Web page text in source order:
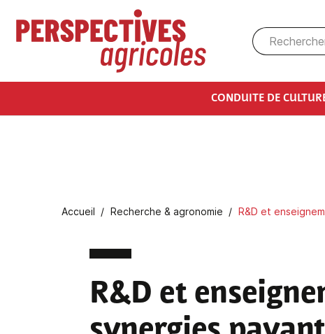
Aller au contenu principal
CONDUITE DE
Fil d'Ariane
Accueil Recherche & agronomie R&D et
R&D et